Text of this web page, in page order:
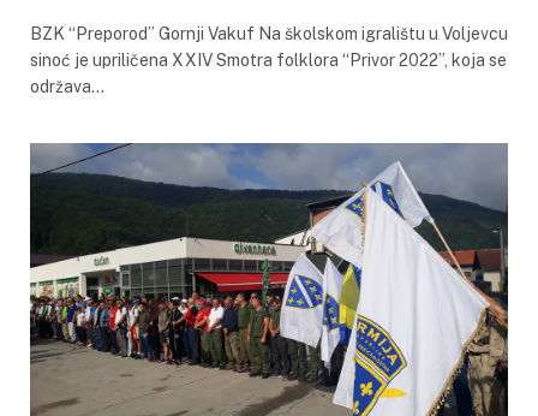
BZK “Preporod” Gornji Vakuf Na školskom igralištu u Voljevcu
sinoć je upriličena XXIV Smotra folklora “Privor 2022”, koja se
održava…